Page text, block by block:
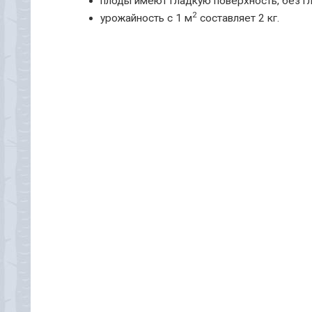
урожайность с 1 м2 составляет 2 кг.